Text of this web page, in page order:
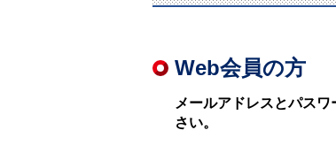
Web会員の方
メールアドレスとパス
さい。